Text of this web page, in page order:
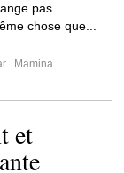
pas
chose que...
Mamina
et